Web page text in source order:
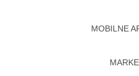
MOBILNE